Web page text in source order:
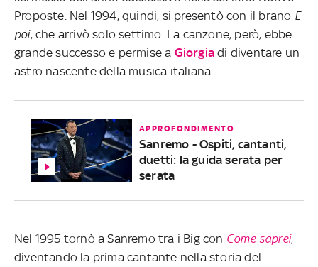
Proposte. Nel 1994, quindi, si presentò con il brano E
poi, che arrivò solo settimo. La canzone, però, ebbe
grande successo e permise a Giorgia di diventare un
astro nascente della musica italiana.
APPROFONDIMENTO
Sanremo - Ospiti, cantanti,
duetti: la guida serata per
serata
Nel 1995 tornò a Sanremo tra i Big con Come saprei,
diventando la prima cantante nella storia del